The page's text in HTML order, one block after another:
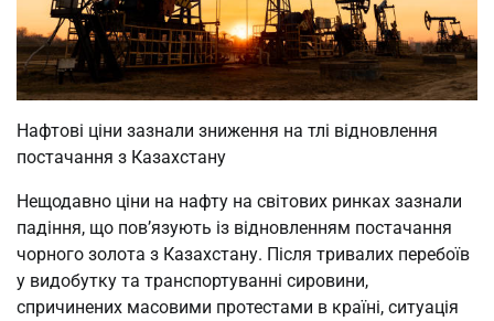
Нафтові ціни зазнали зниження на тлі відновлення
постачання з Казахстану
Нещодавно ціни на нафту на світових ринках зазнали
падіння, що пов’язують із відновленням постачання
чорного золота з Казахстану. Після тривалих перебоїв
у видобутку та транспортуванні сировини,
спричинених масовими протестами в країні, ситуація